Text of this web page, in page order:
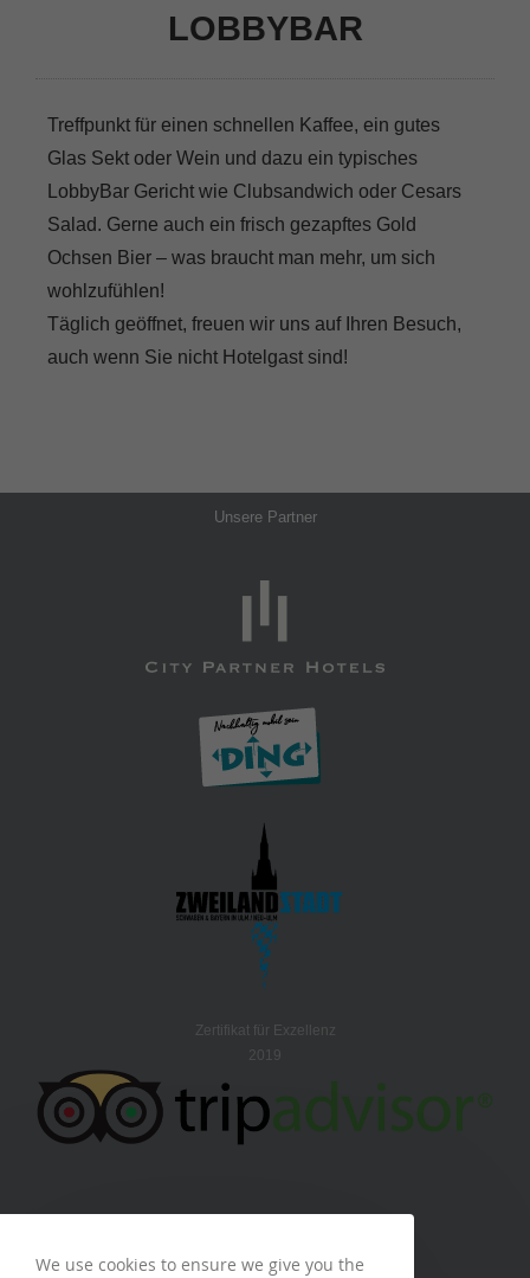
LOBBYBAR
Treffpunkt für einen schnellen Kaffee, ein gutes
Glas Sekt oder Wein und dazu ein typisches
LobbyBar Gericht wie Clubsandwich oder Cesars
Salad. Gerne auch ein frisch gezapftes Gold
Ochsen Bier – was braucht man mehr, um sich
wohlzufühlen!
Täglich geöffnet, freuen wir uns auf Ihren Besuch,
auch wenn Sie nicht Hotelgast sind!
Unsere Partner
Zertifikat für Exzellenz
2019
We use cookies to ensure we give you the